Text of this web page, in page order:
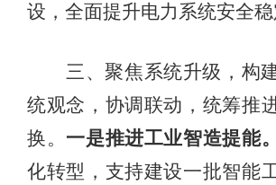
设，全面提升电力系统安全
三、聚焦系统升级，构
统观念，协调联动，统筹推
换。 一是推进工业智造提能。
化转型，支持建设一批智能